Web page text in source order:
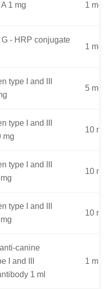
1 mg 1 mg
- HRP conjugate
1 mg
type I and III
5 mg
type I and III
mg
10
type I and III
10
type I and III
10
canine
I and III
1 ml
1 ml